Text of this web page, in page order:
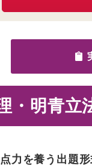
・明青立
力を養う出題